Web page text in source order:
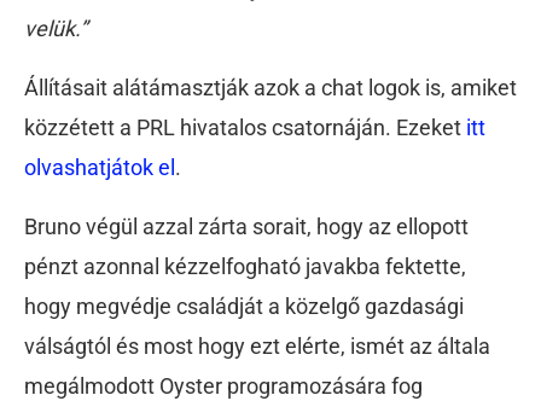
velük.”
Állításait alátámasztják azok a chat logok is, amiket
közzétett a PRL hivatalos csatornáján. Ezeket itt
olvashatjátok el .
Bruno végül azzal zárta sorait, hogy az ellopott
pénzt azonnal kézzelfogható javakba fektette,
hogy megvédje családját a közelgő gazdasági
válságtól és most hogy ezt elérte, ismét az általa
megálmodott Oyster programozására fog